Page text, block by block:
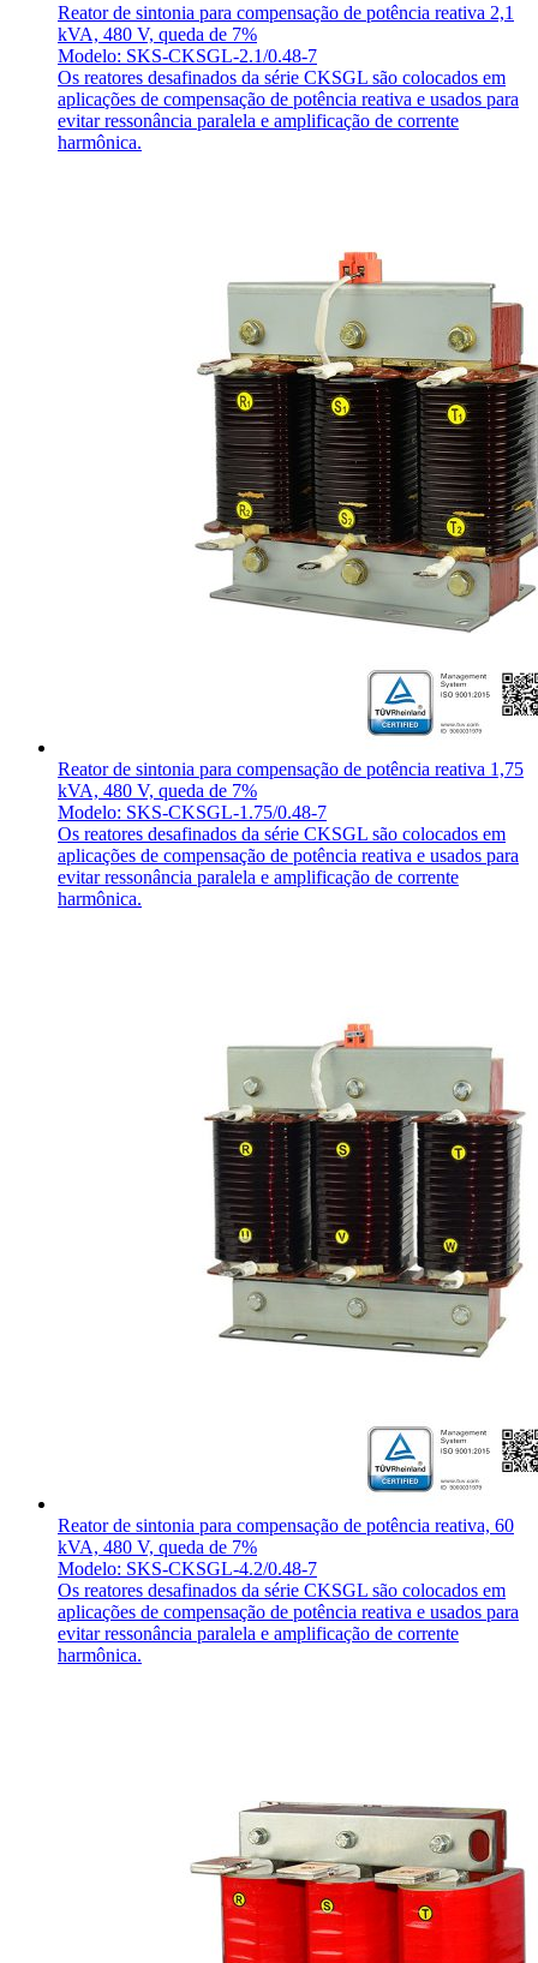
Reator de sintonia para compensação de potência reativa 2,1
kVA, 480 V, queda de 7%
Modelo: SKS-CKSGL-2.1/0.48-7
Os reatores desafinados da série CKSGL são colocados em
aplicações de compensação de potência reativa e usados para
evitar ressonância paralela e amplificação de corrente
harmônica.
Reator de sintonia para compensação de potência reativa 1,75
kVA, 480 V, queda de 7%
Modelo: SKS-CKSGL-1.75/0.48-7
Os reatores desafinados da série CKSGL são colocados em
aplicações de compensação de potência reativa e usados para
evitar ressonância paralela e amplificação de corrente
harmônica.
Reator de sintonia para compensação de potência reativa, 60
kVA, 480 V, queda de 7%
Modelo: SKS-CKSGL-4.2/0.48-7
Os reatores desafinados da série CKSGL são colocados em
aplicações de compensação de potência reativa e usados para
evitar ressonância paralela e amplificação de corrente
harmônica.